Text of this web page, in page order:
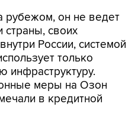
рубежом, он не ведет
страны, своих
России, системой
только
инфраструктуру.
меры на Озон
в кредитной